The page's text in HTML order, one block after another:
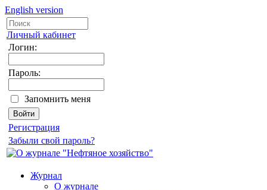
English version
Личный кабинет
Логин:
Пароль:
Запомнить меня
Регистрация
Забыли свой пароль?
Журнал
О журнале